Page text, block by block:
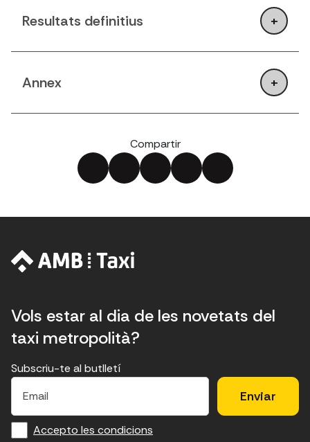
Resultats definitius
Annex
Compartir
Vols estar al dia de les novetats del
taxi metropolità?
E
f
o
E
c
a
H
u
d
×
Subscriu-te al butlletí
E
a
i
Accepto les condicions